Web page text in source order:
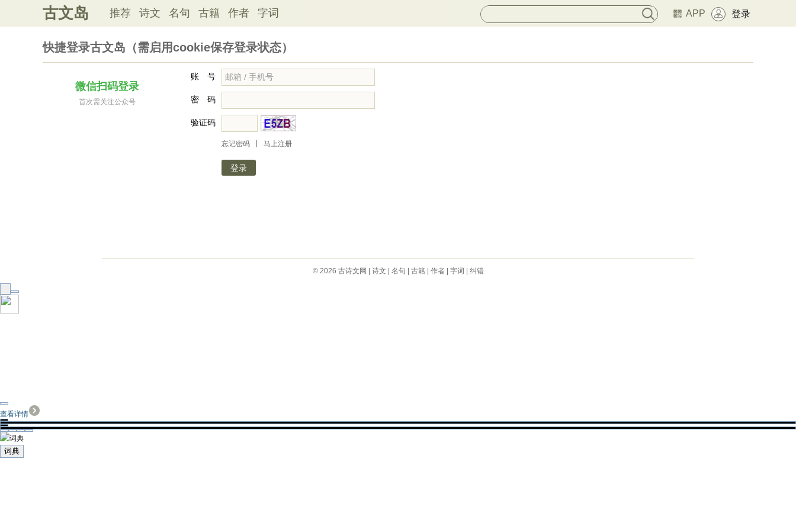
古文岛 推荐 诗文 名句 古籍 作者 字词 APP 登录
快捷登录古文岛（需启用cookie保存登录状态）
微信扫码登录
首次需关注公众号
账 号
密 码
验证码
忘记密码 马上注册
© 2026 古诗文网 诗文 名句 古籍| 作者| 字词 纠错
查看详情
词典